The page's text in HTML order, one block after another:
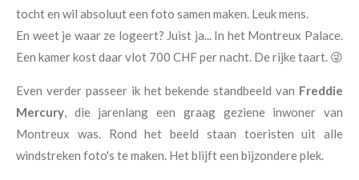
tocht en wil absoluut een foto samen maken. Leuk mens.
En weet je waar ze logeert? Juist ja... In het Montreux Palace.
Een kamer kost daar vlot 700 CHF per nacht. De rijke taart. 😜
Even verder passeer ik het bekende standbeeld van Freddie
Mercury, die jarenlang een graag geziene inwoner van
Montreux was. Rond het beeld staan toeristen uit alle
windstreken foto's te maken. Het blijft een bijzondere plek.